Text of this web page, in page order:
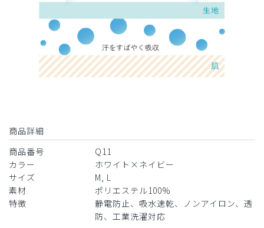
商品詳細
商品番号
Q11
カラー
ホワイト×ネイビー
サイズ
M, L
素材
ポリエステル100%
特徴
静電防止、吸水速乾、ノンアイロン、透
防、工業洗濯対応